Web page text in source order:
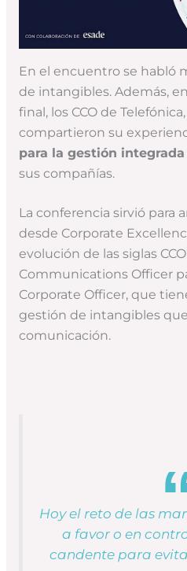
En el encuentro se habló
de intangibles. Además,
final, los CCO de
compartieron su
para la gestión
sus compañías.
La conferencia sirvió para
desde Corporate
evolución de las siglas
Communications Officer
Corporate Officer, que
gestión de intangibles
comunicación.
Hoy el reto de las
a favor o en
candente para